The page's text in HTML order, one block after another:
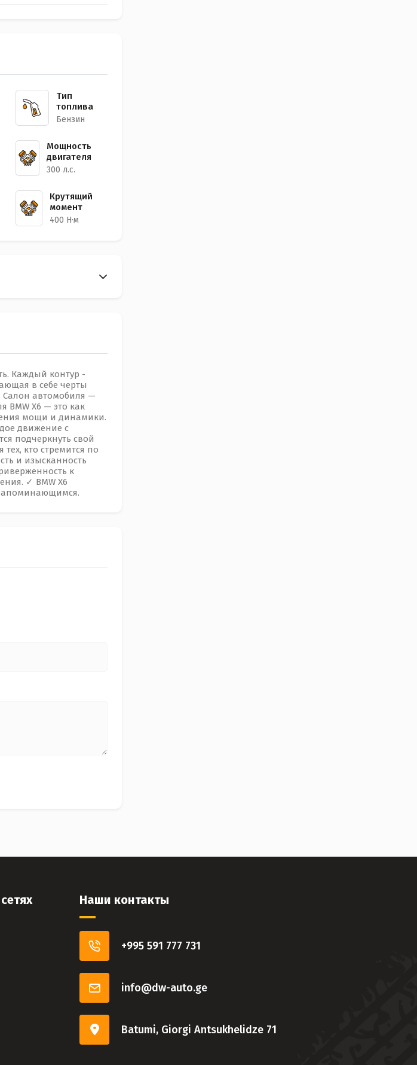
Тип
топлива
Бензин
Мощность
двигателя
300 л.с.
Крутящий
момент
400 Н·м
Каждый контур -
в себе черты
Салон автомобиля —
BMW X6 — это как
мощи и динамики.
движение с
подчеркнуть свой
кто стремится по
и изысканность
к
✓ BMW X6
Наши контакты
+995 591 777 731
info@dw-auto.ge
Batumi, Giorgi Antsukhelidze 71